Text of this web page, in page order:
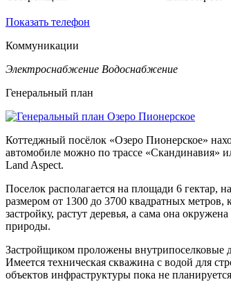
Показать телефон
Коммуникации
Электроснабжение Водоснабжение
Генеральный план
Коттеджный посёлок «Озеро Пионерское»
автомобиле можно по трассе «Скандинавия»
Land Aspect.
Поселок располагается на площади 6 гектар,
размером от 1300 до 3700 квадратных метров,
застройку, растут деревья, а сама она
природы.
Застройщиком проложены внутрипоселковые
Имеется техническая скважина с водой для
объектов инфраструктуры пока не